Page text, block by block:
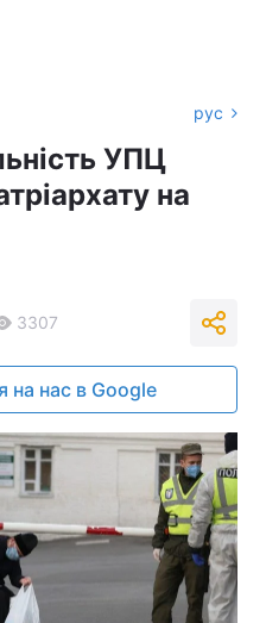
рус
УПЦ
на
3307
на нас в Google